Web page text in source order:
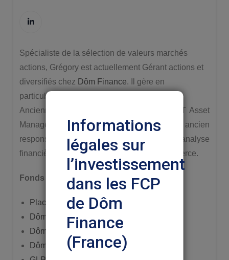
Spécialiste de la sélection de valeurs marchés
actions, Grégory est actuellement Gérant actions et
diversifiés chez Dôm Finance. Il gère en
particulier
Anciennement Gérant de fonds au sein d’IT Asset
Management, durant 9 ans. Il est également ancien
responsable du Jury de l’IRC, concours d’analyse
financière à destination des écoles de commerce.
Fonds gérés
Placeuro Gold Mines
Dôm Quantalys 30
Dôm Quantalys 60
Dôm Quantalys 90
Informations
légales sur
l’investissement
dans les FCP
de Dôm
Finance
(France)